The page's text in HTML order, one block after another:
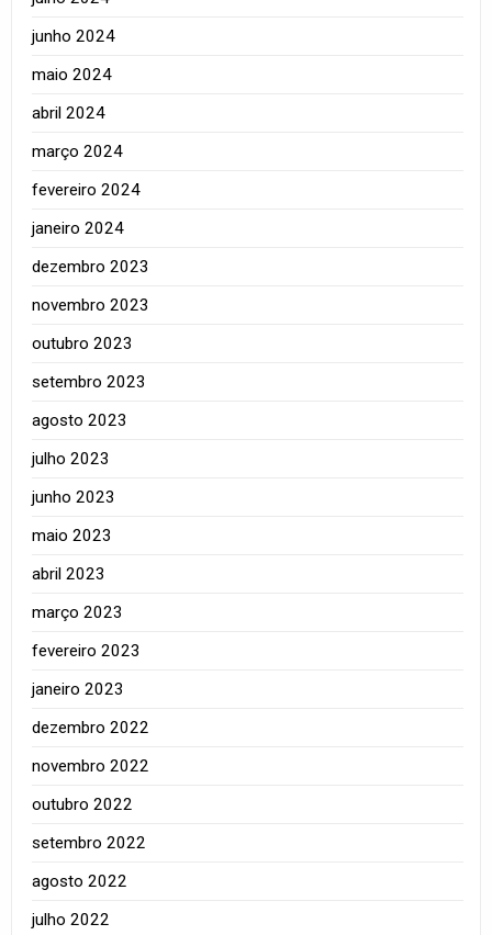
junho 2024
maio 2024
abril 2024
março 2024
fevereiro 2024
janeiro 2024
dezembro 2023
novembro 2023
outubro 2023
setembro 2023
agosto 2023
julho 2023
junho 2023
maio 2023
abril 2023
março 2023
fevereiro 2023
janeiro 2023
dezembro 2022
novembro 2022
outubro 2022
setembro 2022
agosto 2022
julho 2022